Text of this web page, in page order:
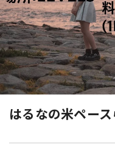
はるなの米ペー